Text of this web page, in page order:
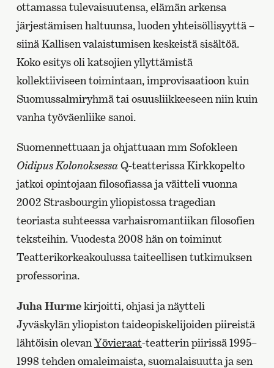
ottamassa tulevaisuutensa, elämän arkensa
järjestämisen haltuunsa, luoden yhteisöllisyyttä –
siinä Kallisen valaistumisen keskeistä sisältöä.
Koko esitys oli katsojien yllyttämistä
kollektiiviseen toimintaan, improvisaatioon kuin
Suomussalmiryhmä tai osuusliikkeeseen niin kuin
vanha työväenliike sanoi.
Suomennettuaan ja ohjattuaan mm Sofokleen
Oidipus KolonoksessaQ-teatterissa Kirkkopelto
jatkoi opintojaan filosofiassa ja väitteli vuonna
2002 Strasbourgin yliopistossa tragedian
teoriasta suhteessa varhaisromantiikan filosofien
teksteihin. Vuodesta 2008 hän on toiminut
Teatterikorkeakoulussa taiteellisen tutkimuksen
professorina.
Juha Hurmekirjoitti, ohjasi ja näytteli
Jyväskylän yliopiston taideopiskelijoiden piireistä
lähtöisin olevan Yövieraat-teatterin piirissä 1995–
1998 tehden omaleimaista, suomalaisuutta ja sen